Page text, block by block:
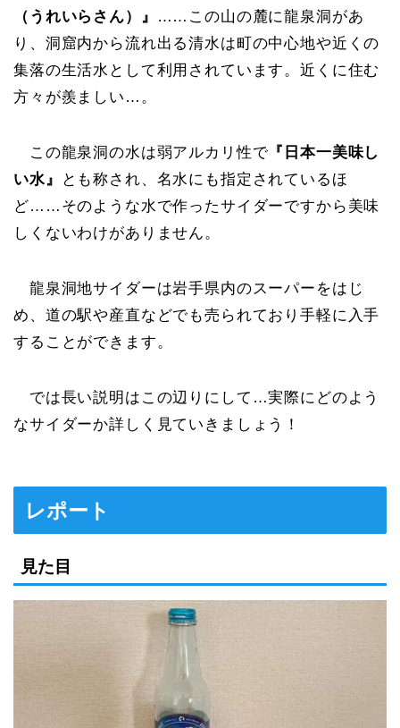
（うれいらさん）』
……この山の麓に龍泉洞があ
り、洞窟内から流れ出る清水は町の中心地や近くの
集落の生活水として利用されています。近くに住む
方々が羨ましい…。
この龍泉洞の水は弱アルカリ性で『日本一美味し
い水』
とも称され、名水にも指定されているほ
ど……そのような水で作ったサイダーですから美味
しくないわけがありません。
龍泉洞地サイダーは岩手県内のスーパーをはじ
め、道の駅や産直などでも売られており手軽に入手
することができます。
では長い説明はこの辺りにして…実際にどのよう
なサイダーか詳しく見ていきましょう！
レポート
見た目